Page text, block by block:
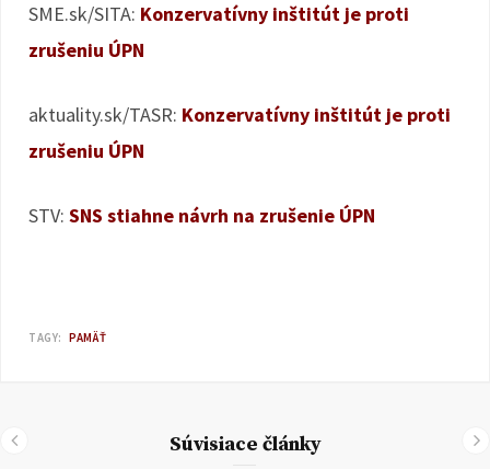
SME.sk/SITA: Konzervatívny inštitút je proti
zrušeniu ÚPN
aktuality.sk/TASR: Konzervatívny inštitút je proti
zrušeniu ÚPN
STV: SNS stiahne návrh na zrušenie ÚPN
TAGY: PAMÄŤ
Súvisiace články